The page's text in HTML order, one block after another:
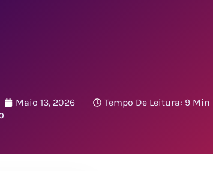
Maio 13, 2026 Tempo De Leitura: 9 Min